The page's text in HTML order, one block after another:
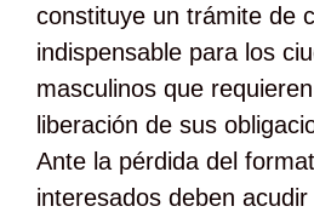
constituye un trámite de
indispensable para los
masculinos que
liberación de sus
Ante la pérdida del
interesados deben